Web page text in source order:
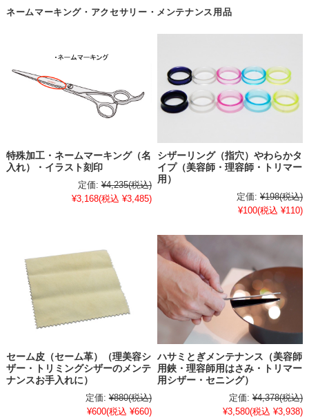
ネームマーキング・アクセサリー・メンテナンス用品
特殊加工・ネームマーキング（名
入れ）・イラスト刻印
定価: ¥4,235(税込)
¥3,168(税込 ¥3,485)
シザーリング（指穴）やわらかタ
イプ（美容師・理容師・トリマー
用）
定価: ¥198(税込)
¥100(税込 ¥110)
セーム皮（セーム革）（理美容シ
ザー・トリミングシザーのメンテ
ナンスお手入れに）
定価: ¥880(税込)
¥600(税込 ¥660)
ハサミとぎメンテナンス（美容師
用鋏・理容師用はさみ・トリマー
用シザー・セニング）
定価: ¥4,378(税込)
¥3,580(税込 ¥3,938)